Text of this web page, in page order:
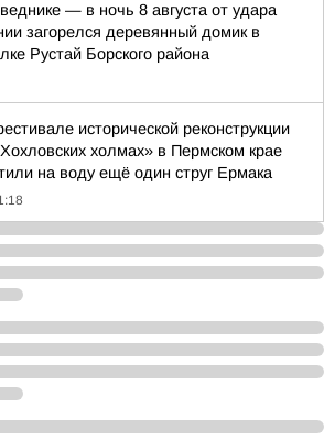
— в ночь 8 августа от удара
загорелся деревянный домик в
Рустай Борского района
исторической реконструкции
холмах» в Пермском крае
на воду ещё один струг Ермака